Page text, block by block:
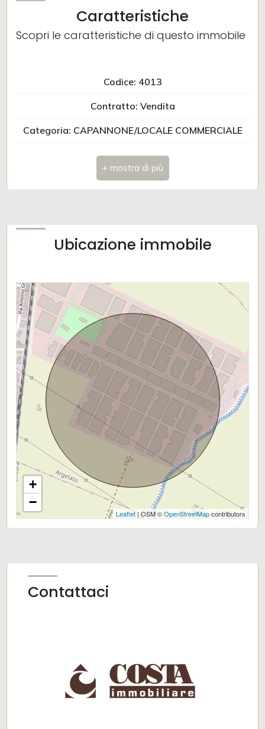
Caratteristiche
Scopri le caratteristiche di questo immobile
Codice: 4013
Contratto: Vendita
Categoria: CAPANNONE/LOCALE COMMERCIALE
Indirizzo: Via Dei Lanaioli
Comune: Argelato
Bagni: 5
Numero Vetrine: 4
Riscaldamento: Centralizzato
Posizione: Centro Commerciale
Attività consentite: Altri tipi di esercizi
Ubicazione immobile
+
−
Leaflet| OSM ©OpenStreetMapcontributors
Contattaci
Nuova costruzione